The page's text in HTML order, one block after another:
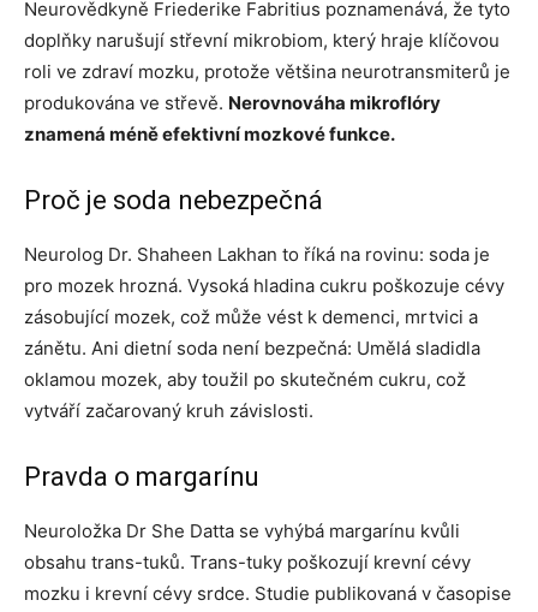
Neurovědkyně Friederike Fabritius poznamenává, že tyto
doplňky narušují střevní mikrobiom, který hraje klíčovou
roli ve zdraví mozku, protože většina neurotransmiterů je
produkována ve střevě. Nerovnováha mikroflóry
znamená méně efektivní mozkové funkce.
Proč je soda nebezpečná
Neurolog Dr. Shaheen Lakhan to říká na rovinu: soda je
pro mozek hrozná. Vysoká hladina cukru poškozuje cévy
zásobující mozek, což může vést k demenci, mrtvici a
zánětu. Ani dietní soda není bezpečná: Umělá sladidla
oklamou mozek, aby toužil po skutečném cukru, což
vytváří začarovaný kruh závislosti.
Pravda o margarínu
Neuroložka Dr She Datta se vyhýbá margarínu kvůli
obsahu trans-tuků. Trans-tuky poškozují krevní cévy
mozku i krevní cévy srdce. Studie publikovaná v časopise